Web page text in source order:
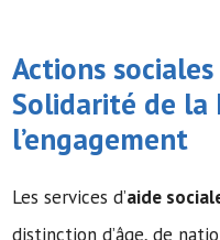
Actions
Solidarité de la
l’engagement
Les services d’aide
distinction d’âge, de